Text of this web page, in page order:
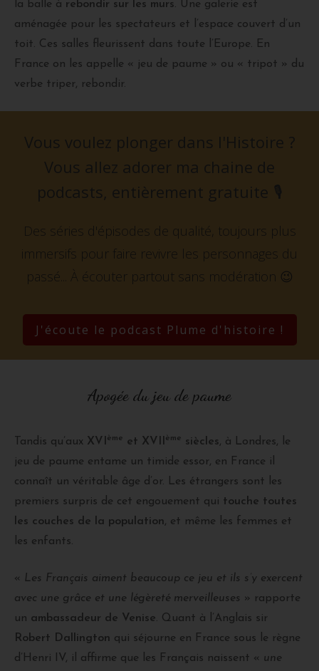
la balle à rebondir sur les murs. Une galerie est
aménagée pour les spectateurs et l’espace couvert d’un
toit. Ces salles fleurissent dans toute l’Europe. En
France on les appelle « jeu de paume » ou « tripot » du
verbe triper, rebondir.
Vous voulez plonger dans l'Histoire ?
Vous allez adorer ma chaine de
podcasts, entièrement gratuite 🎙️
Des séries d'épisodes de qualité, toujours plus
immersifs pour faire revivre les personnages du
passé...
À écouter partout sans modération 😉
J'écoute le podcast Plume d'histoire !
Apogée du jeu de paume
Tandis qu’aux XVI ème et XVII ème siècles, à Londres, le
jeu de paume entame un timide essor, en France il
connaît un véritable âge d’or. Les étrangers sont les
premiers surpris de cet engouement qui touche toutes
les couches de la population, et même les femmes et
les enfants.
«
Les Français aiment beaucoup ce jeu et ils s’y exercent
avec une grâce et une légèreté merveilleuses » rapporte
un ambassadeur de Venise. Quant à l’Anglais sir
Robert Dallington qui séjourne en France sous le règne
d’Henri IV, il affirme que les Français naissent « une